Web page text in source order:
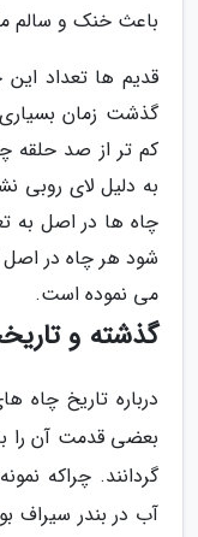
باعث خنک و سالم
گذشت زمان
کم تر از صد حلقه
به دلیل لای روبی
چاه ها در اصل به
شود هر چاه در
می نموده است.
گذشته و
درباره تاریخ چاه
بعضی قدمت آن را
گردانند. چراکه
آب در بندر سیراف